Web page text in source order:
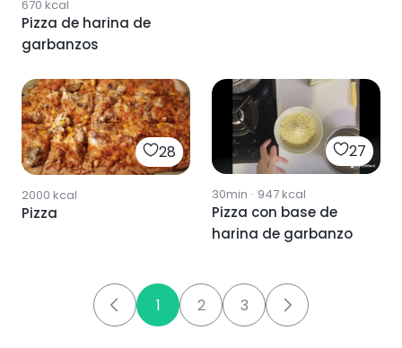
670 kcal
Pizza de harina de
garbanzos
28
2000 kcal
Pizza
27
30min · 947kcal
Pizza con base de
harina de garbanzo
1 2 3